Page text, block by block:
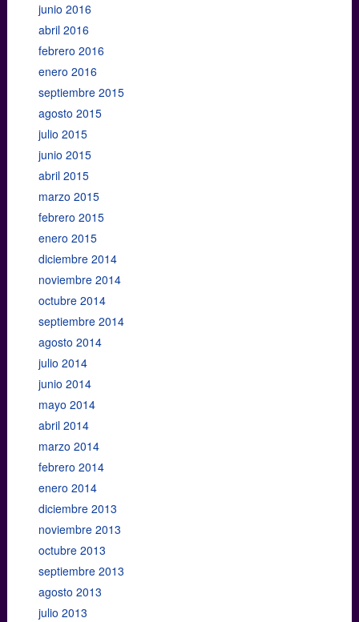
junio 2016
abril 2016
febrero 2016
enero 2016
septiembre 2015
agosto 2015
julio 2015
junio 2015
abril 2015
marzo 2015
febrero 2015
enero 2015
diciembre 2014
noviembre 2014
octubre 2014
septiembre 2014
agosto 2014
julio 2014
junio 2014
mayo 2014
abril 2014
marzo 2014
febrero 2014
enero 2014
diciembre 2013
noviembre 2013
octubre 2013
septiembre 2013
agosto 2013
julio 2013